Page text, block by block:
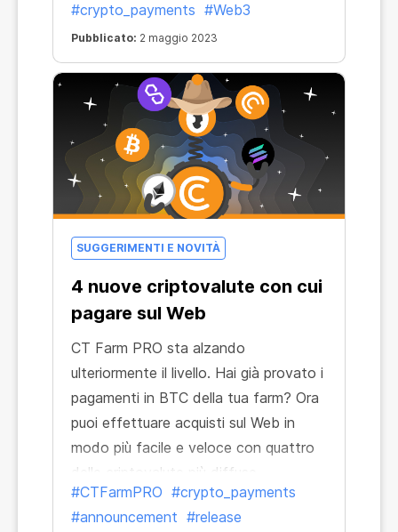
#crypto_payments #Web3
Pubblicato: 2 maggio 2023
SUGGERIMENTI E NOVITÀ
4 nuove criptovalute con cui
pagare sul Web
СT Farm PRO sta alzando
ulteriormente il livello. Hai già provato i
pagamenti in BTC della tua farm? Ora
puoi effettuare acquisti sul Web in
modo più facile e veloce con quattro
delle criptovalute più diffuse.
#CTFarmPRO #crypto_payments
#announcement #release